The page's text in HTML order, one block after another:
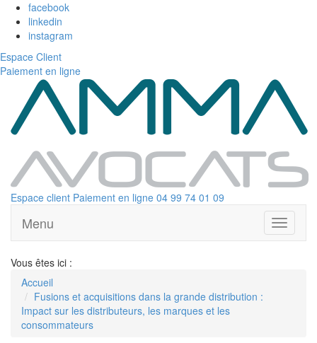
facebook
linkedin
instagram
Espace Client
Paiement en ligne
Espace client Paiement en ligne 04 99 74 01 09
Ouvrir
le
Menu
Vous êtes ici :
Accueil
Fusions et acquisitions dans la grande distribution :
Impact sur les distributeurs, les marques et les
consommateurs